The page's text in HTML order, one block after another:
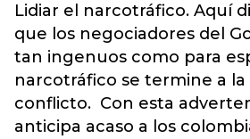
Lidiar el narcotráfico. Aquí
que los negociadores del
tan ingenuos como para
narcotráfico se termine a la
conflicto. Con esta
anticipa acaso a los